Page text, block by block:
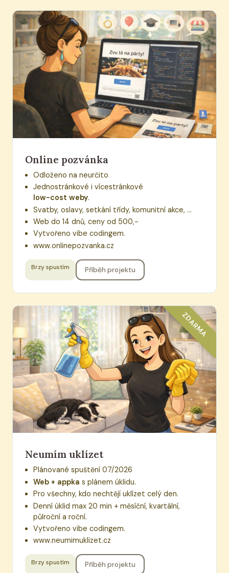
Online pozvánka
Odloženo na neurčito
Jednostránkové i vícestránkové
low-cost weby.
Svatby, oslavy, setkání třídy, komunitní akce, ...
Web do 14 dnů, ceny od 500,-
Vytvořeno vibe codingem.
www.onlinepozvanka.cz
Brzy spustím Příběh projektu
ZDARMA
Neumím uklízet
Plánované spuštění 07/2026
Web + appka s plánem úklidu.
Pro všechny, kdo nechtějí uklízet celý den.
Denní úklid max 20 min + měsíční, kvartální,
půlroční a roční.
Vytvořeno vibe codingem.
www.neumimuklizet.cz
Brzy spustím Příběh projektu